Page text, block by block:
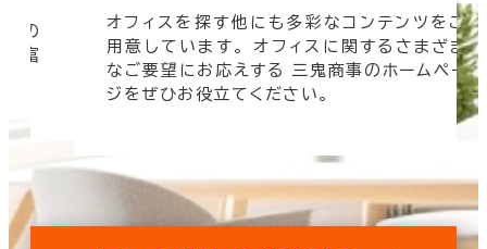
の
豊富
オフィスを探す他にも多彩なコンテンツをご
用意しています。 オフィスに関するさまざま
なご要望にお応えする 三鬼商事のホームペー
ジをぜひお役立てください。